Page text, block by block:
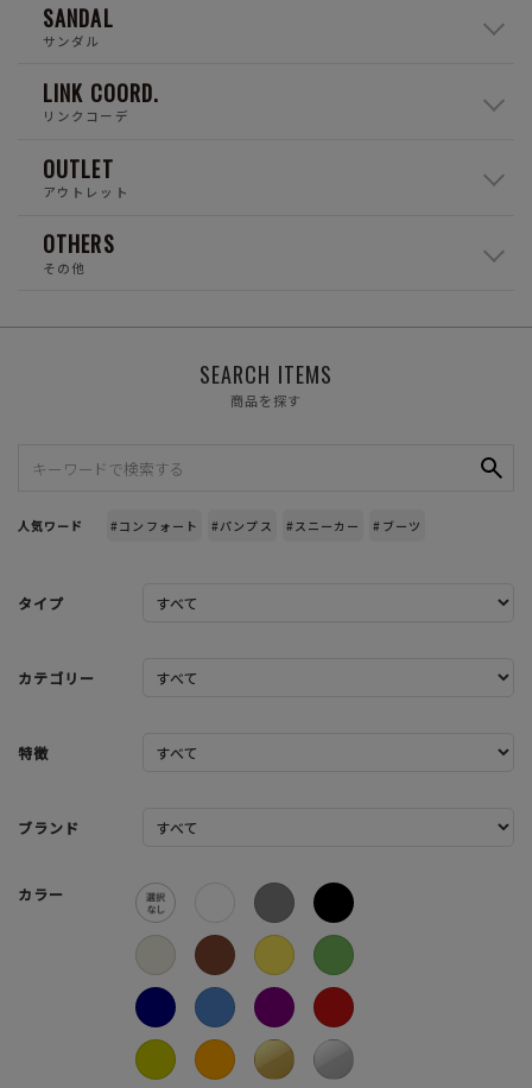
SANDAL
サンダル
LINK COORD.
リンクコーデ
OUTLET
アウトレット
OTHERS
その他
SEARCH ITEMS
商品を探す
人気ワード #コンフォート #パンプス #スニーカー #ブーツ
タイプ
カテゴリー
特徴
ブランド
カラー